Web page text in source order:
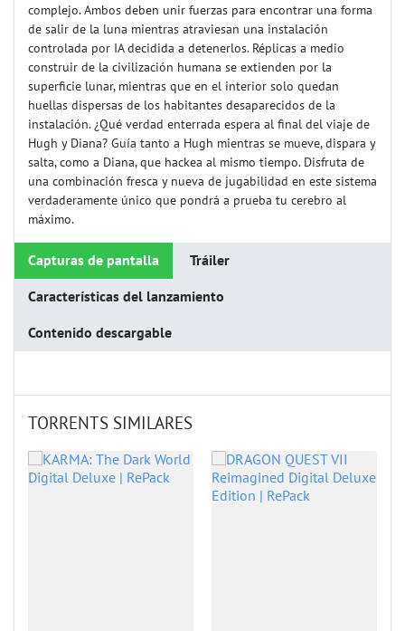
complejo. Ambos deben unir fuerzas para encontrar una forma
de salir de la luna mientras atraviesan una instalación
controlada por IA decidida a detenerlos. Réplicas a medio
construir de la civilización humana se extienden por la
superficie lunar, mientras que en el interior solo quedan
huellas dispersas de los habitantes desaparecidos de la
instalación. ¿Qué verdad enterrada espera al final del viaje de
Hugh y Diana? Guía tanto a Hugh mientras se mueve, dispara y
salta, como a Diana, que hackea al mismo tiempo. Disfruta de
una combinación fresca y nueva de jugabilidad en este sistema
verdaderamente único que pondrá a prueba tu cerebro al
máximo.
Capturas de pantalla Tráiler
Características del lanzamiento
Contenido descargable
TORRENTS SIMILARES